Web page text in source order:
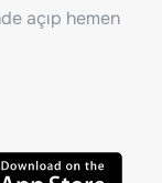
açıp hemen